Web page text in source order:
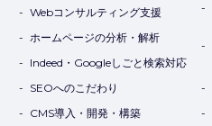
Webコンサルティング支援
ホームページの分析・解析
Indeed・Googleしごと検索対応
SEOへのこだわり
CMS導入・開発・構築